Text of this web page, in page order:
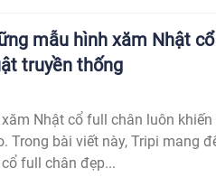
mẫu hình xăm Nhật
truyền thống
Nhật cổ full chân luôn
Trong bài viết này, Tripi mang
full chân đẹp...